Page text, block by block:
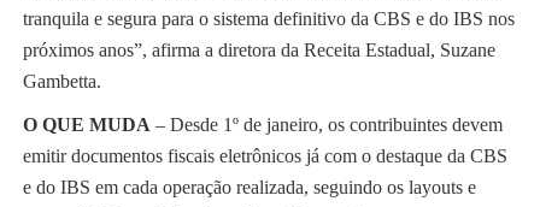
tranquila e segura para o sistema definitivo da CBS e do IBS nos
próximos anos”, afirma a diretora da Receita Estadual, Suzane
Gambetta.
O QUE MUDA – Desde 1º de janeiro, os contribuintes devem
emitir documentos fiscais eletrônicos já com o destaque da CBS
e do IBS em cada operação realizada, seguindo os layouts e